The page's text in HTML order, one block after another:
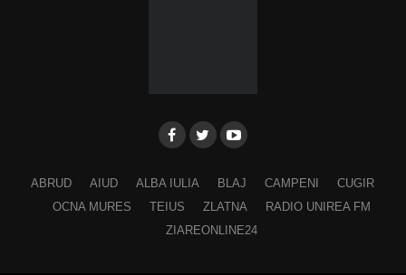
ABRUD AIUD ALBA IULIA BLAJ CAMPENI
CUGIR
OCNA MURES
TEIUS ZLATNA
RADIO UNIREA FM
ZIAREONLINE24